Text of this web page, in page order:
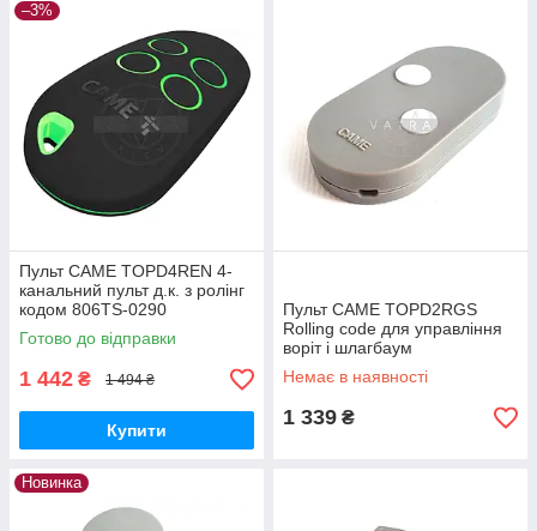
–3%
Пульт CAME TOPD4REN 4-
канальний пульт д.к. з ролінг
кодом 806TS-0290
Готово до відправки
1 442 ₴ 1 494 ₴
Купити
Пульт CAME TOPD2RGS
Rolling code для управління
воріт і шлагбаум
Немає в наявності
1 339 ₴
Новинка